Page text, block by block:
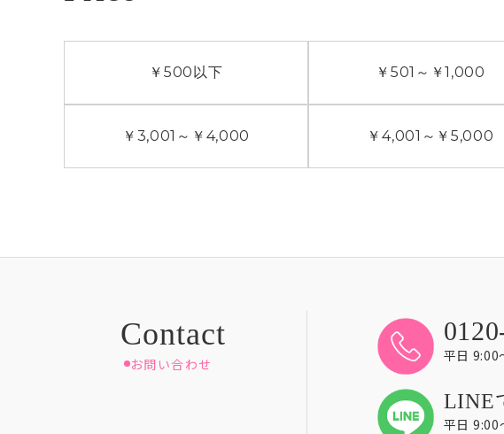
￥500以下 ￥501 ～ ￥1,000
￥3,001 ～ ￥4,000 ￥4,001 ～ ￥5,000
お問い合わせ 平日 9:00
LINE
平日 9:00